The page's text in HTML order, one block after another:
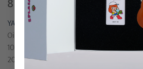
YAMADA
Oil on linen
100 x 100 cm
2022